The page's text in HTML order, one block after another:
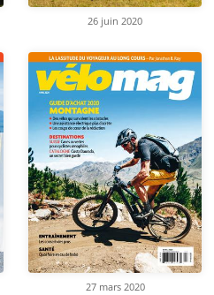
26 juin 2020
27 mars 2020